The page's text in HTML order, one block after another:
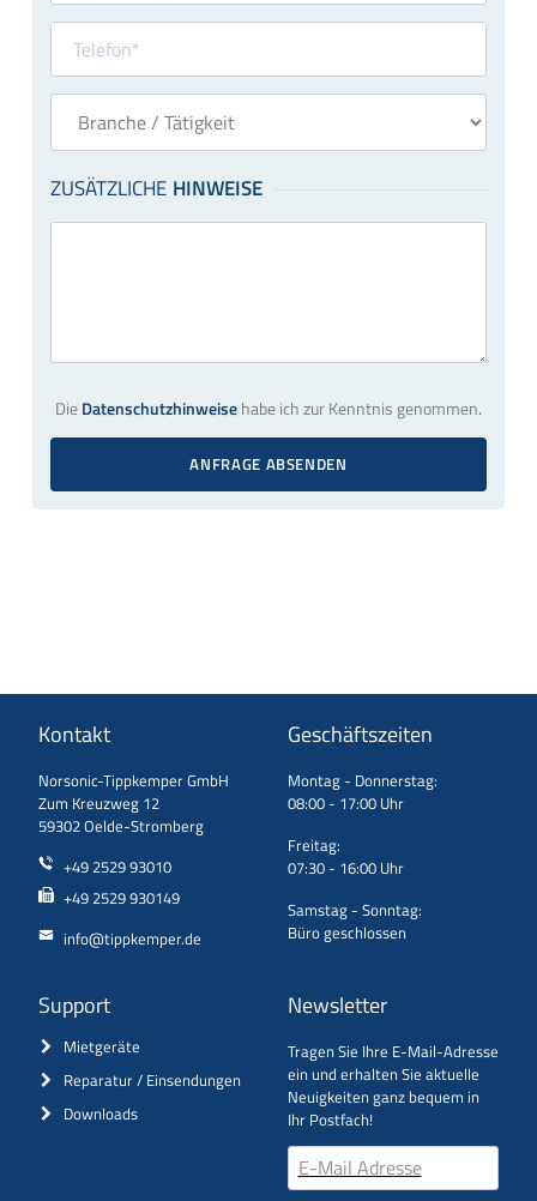
DieDatenschutzhinweisehabe ich zur Kenntnis genommen.
ANFRAGE ABSENDEN
Kontakt
Norsonic-Tippkemper GmbH
Zum Kreuzweg 12
59302 Oelde-Stromberg
+49 2529 93010
+49 2529 930149
info@tippkemper.de
Geschäftszeiten
Montag - Donnerstag:
08:00 - 17:00 Uhr
Freitag:
07:30 - 16:00 Uhr
Samstag - Sonntag:
Büro geschlossen
Support
Mietgeräte
Reparatur / Einsendungen
Downloads
Newsletter
Tragen Sie Ihre E-Mail-Adresse
ein und erhalten Sie aktuelle
Neuigkeiten ganz bequem in
Ihr Postfach!